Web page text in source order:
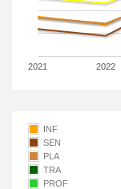
2021 2022
INF
SEN
PLA
TRA
PROF